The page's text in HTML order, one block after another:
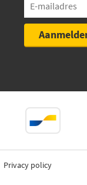
Privacy policy